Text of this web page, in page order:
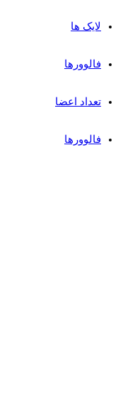
لایک ها
فالوورها
تعداد اعضا
فالوورها